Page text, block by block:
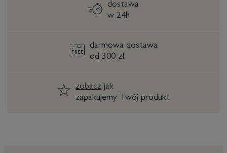
dostawa
w 24h
darmowa dostawa
od 300 zł
zobaczjak
zapakujemy Twój produkt